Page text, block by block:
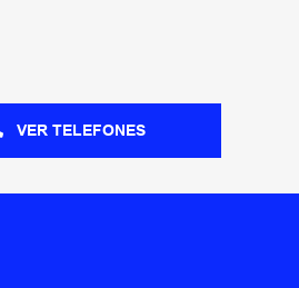
VER TELEFONES